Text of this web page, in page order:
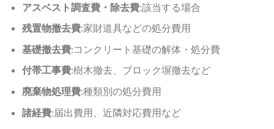
アスベスト調査費・除去費:該当する場合
残置物撤去費:家財道具などの処分費用
基礎撤去費:コンクリート基礎の解体・処分費
付帯工事費:樹木撤去、ブロック塀撤去など
廃棄物処理費:種類別の処分費用
諸経費:届出費用、近隣対応費用など